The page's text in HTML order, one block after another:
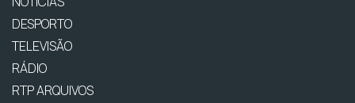
DESPORTO
TELEVISÃO
RÁDIO
RTP ARQUIVOS